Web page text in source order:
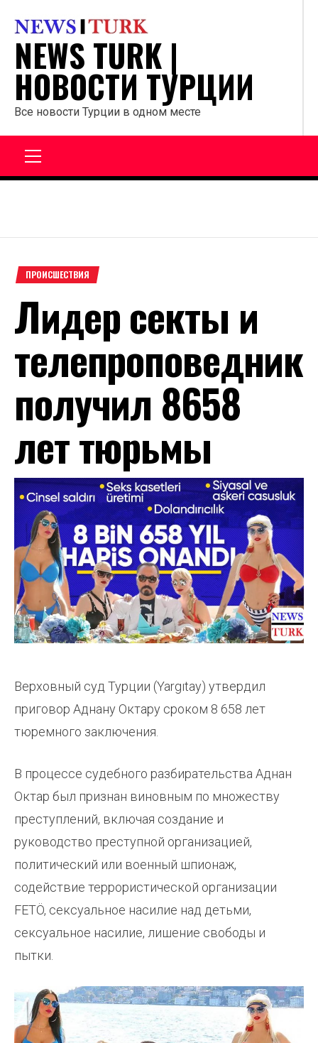
содержанию
NEWS TURK |
НОВОСТИ ТУРЦИИ
Все новости Турции в одном месте
ПРОИСШЕСТВИЯ
Лидер секты и
телепроповедник
получил 8658
лет тюрьмы
Верховный суд Турции (Yargıtay) утвердил
приговор Аднану Октару сроком 8 658 лет
тюремного заключения.
В процессе судебного разбирательства Аднан
Октар был признан виновным по множеству
преступлений, включая создание и
руководство преступной организацией,
политический или военный шпионаж,
содействие террористической организации
FETÖ, сексуальное насилие над детьми,
сексуальное насилие, лишение свободы и
пытки.